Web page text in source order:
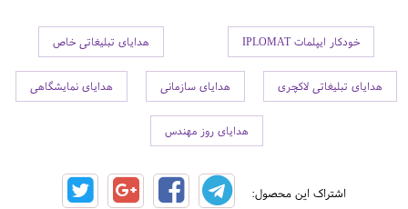
خودکار ایپلمات IPLOMAT هدایای تبلیغاتی خاص
هدایای تبلیغاتی لاکچری هدایای سازمانی هدایای نمایشگاهی
هدایای روز مهندس
اشتراک این محصول: